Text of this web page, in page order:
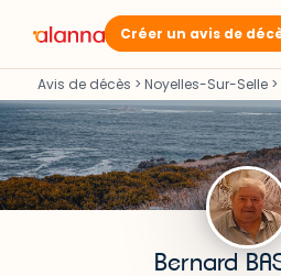
Créer un avis de
Avis de décès > Noyelles-Sur-Selle >
Bernard